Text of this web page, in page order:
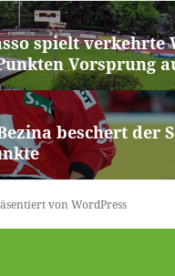
spielt verkehrte
Vorsprung
beschert der
von WordPress